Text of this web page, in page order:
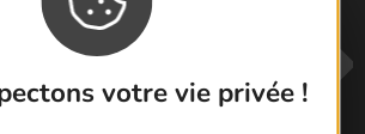
votre vie privée !